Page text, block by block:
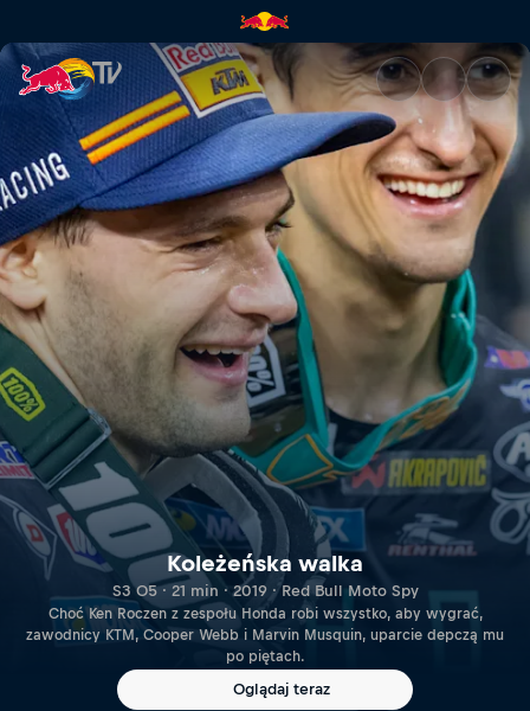
Koleżeńska walka | Red Bull
Koleżeńska walka
S3 O5 · 21 min · 2019 · Red Bull Moto Spy
Choć Ken Roczen z zespołu Honda robi wszystko, aby wygrać,
zawodnicy KTM, Cooper Webb i Marvin Musquin, uparcie depczą mu
po piętach.
Oglądaj teraz